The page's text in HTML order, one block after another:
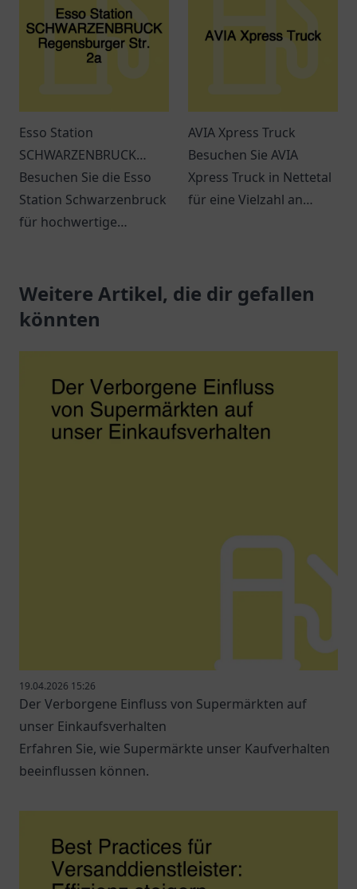
Esso Station
SCHWARZENBRUCK
Regensburger Str. 2a
Besuchen Sie die Esso
Station Schwarzenbruck
für hochwertige
Immer beste Qualität in
der Nähe!
AVIA Xpress Truck
Besuchen Sie AVIA
Xpress Truck in Nettetal
für eine Vielzahl an
Reisende und Pendler.
Weitere Artikel, die dir gefallen
könnten
19.04.2026 15:26
Der Verborgene Einfluss von Supermärkten auf
unser Einkaufsverhalten
Erfahren Sie, wie Supermärkte unser Kaufverhalten
beeinflussen können.